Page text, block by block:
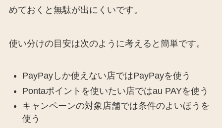
めておくと無駄が出にくいです。
使い分けの目安は次のように考えると簡単です。
PayPayしか使えない店ではPayPayを使う
Pontaポイントを使いたい店ではau PAYを使う
キャンペーンの対象店舗では条件のよいほうを
使う